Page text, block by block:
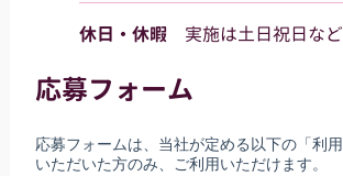
休日・休暇 実施は土日祝日など
応募フォーム